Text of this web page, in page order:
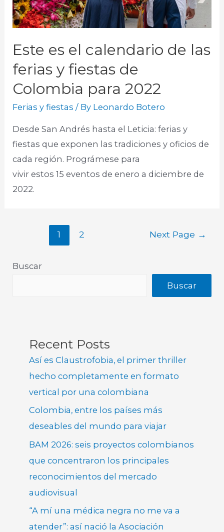
Este es el calendario de las
ferias y fiestas de
Colombia para 2022
Ferias y fiestas / By Leonardo Botero
Desde San Andrés hasta el Leticia: ferias y
fiestas que exponen las tradiciones y oficios de
cada región. Prográmese para
vivir estos 15 eventos de enero a diciembre de
2022.
1 2 Next Page →
Buscar
Buscar
Recent Posts
Así es Claustrofobia, el primer thriller
hecho completamente en formato
vertical por una colombiana
Colombia, entre los países más
deseables del mundo para viajar
BAM 2026: seis proyectos colombianos
que concentraron los principales
reconocimientos del mercado
audiovisual
“A mí una médica negra no me va a
atender”: así nació la Asociación